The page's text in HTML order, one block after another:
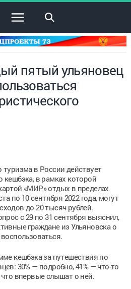
×
пятый ульяновец
в России действует
кешбэка, в рамках которой
«МИР» отдых в пределах
по 10 сентября 2022 года, могут
до 20 тысяч рублей.
с 29 по 31 сентября выяснил,
граждане из Ульяновска о
кешбэка за путешествия по
30% — подробно, 41% — что-то
впервые слышат о ней.